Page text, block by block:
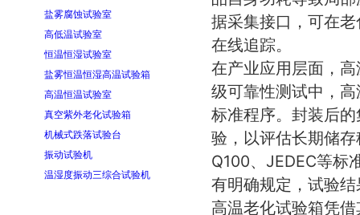
盐雾腐蚀试验室
高低温试验室
恒温恒湿试验室
盐雾恒温恒湿高温试验箱
高温恒温试验室
真空紫外老化试验箱
机械式跌落试验台
振动试验机
温湿度振动三综合试验机
据采集接口，可在
在线追踪。
在产业应用层面，
级可靠性测试中，
标准程序。封装后
验，以评估长期储
Q100、JEDEC等标
有明确规定，试验
高温老化试验箱凭